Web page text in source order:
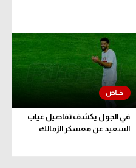
في الجول يكشف تفاصيل غياب
السعيد عن معسكر الزمالك